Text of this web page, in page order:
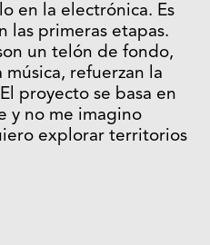
en la electrónica. Es
las primeras etapas.
un telón de fondo,
refuerzan la
proyecto se basa en
y no me imagino
explorar territorios